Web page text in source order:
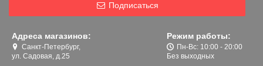
Подписаться
Адреса магазинов:
Санкт-Петербург,
ул. Садовая, д.25
Режим работы:
Пн-Вс: 10:00 - 20:00
Без выходных